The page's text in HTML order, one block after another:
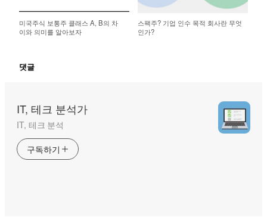
미국주식 보통주 클래스 A, B의 차
이와 의미를 알아보자
스팩주? 기업 인수 목적 회사란 무엇
인가?
댓글
IT, 테크 분석가
IT, 테크 분석
구독하기